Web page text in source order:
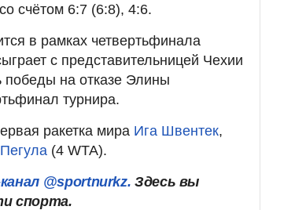
счётом 6:7 (6:8), 4:6.
в рамках четвертьфинала
с представительницей Чехии
победы на отказе Элины
турнира.
ракетка мира Ига Швентек,
Пегула (4 WTA).
@sportnurkz.Здесь вы
спорта.